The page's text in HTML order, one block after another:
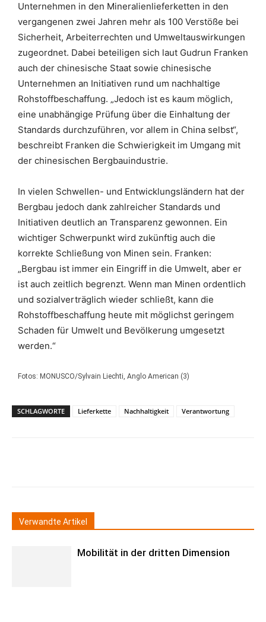
Unternehmen in den Mineralienlieferketten in den
vergangenen zwei Jahren mehr als 100 Verstöße bei
Sicherheit, Arbeiterrechten und Umweltauswirkungen
zugeordnet. Dabei beteiligen sich laut Gudrun Franken
auch der chinesische Staat sowie chinesische
Unternehmen an Initiativen rund um nachhaltige
Rohstoffbeschaffung. „Jedoch ist es kaum möglich,
eine unabhängige Prüfung über die Einhaltung der
Standards durchzuführen, vor allem in China selbst“,
beschreibt Franken die Schwierigkeit im Umgang mit
der chinesischen Bergbauindustrie.
In vielen Schwellen- und Entwicklungsländern hat der
Bergbau jedoch dank zahlreicher Standards und
Initiativen deutlich an Transparenz gewonnen. Ein
wichtiger Schwerpunkt wird zukünftig auch die
korrekte Schließung von Minen sein. Franken:
„Bergbau ist immer ein Eingriff in die Umwelt, aber er
ist auch zeitlich begrenzt. Wenn man Minen ordentlich
und sozialverträglich wieder schließt, kann die
Rohstoffbeschaffung heute mit möglichst geringem
Schaden für Umwelt und Bevölkerung umgesetzt
werden.“
Fotos: MONUSCO/Sylvain Liechti, Anglo American (3)
SCHLAGWORTE Lieferkette Nachhaltigkeit Verantwortung
Verwandte Artikel
Mobilität in der dritten Dimension